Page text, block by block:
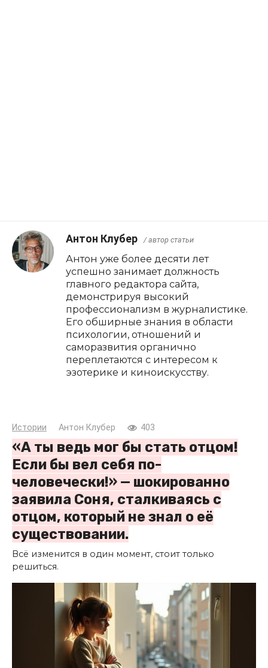
Антон Клубер / автор статьи
Антон уже более десяти лет
успешно занимает должность
главного редактора сайта,
демонстрируя высокий
профессионализм в журналистике.
Его обширные знания в области
психологии, отношений и
саморазвития органично
переплетаются с интересом к
эзотерике и киноискусству.
Истории Антон Клубер 403
«А ты ведь мог бы стать отцом!
Если бы вел себя по-
человечески!» — шокированно
заявила Соня, сталкиваясь с
отцом, который не знал о её
существовании.
Всё изменится в один момент, стоит только
решиться.